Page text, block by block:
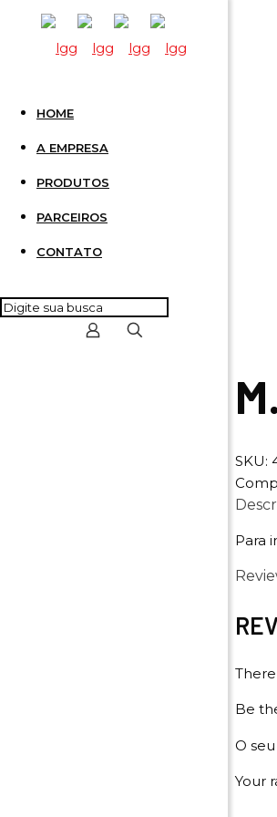
HOME
A EMPRESA
PRODUTOS
PARCEIROS
CONTATO
SKU:
Para
Be
O
Your